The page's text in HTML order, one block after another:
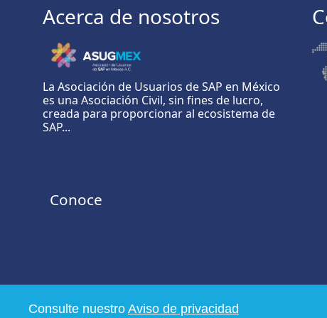
Acerca de nosotros
La Asociación de Usuarios de SAP en México
es una Asociación Civil, sin fines de lucro,
creada para proporcionar al ecosistema de
SAP...
Conoce
Consulte nuestro Aviso de privacidad